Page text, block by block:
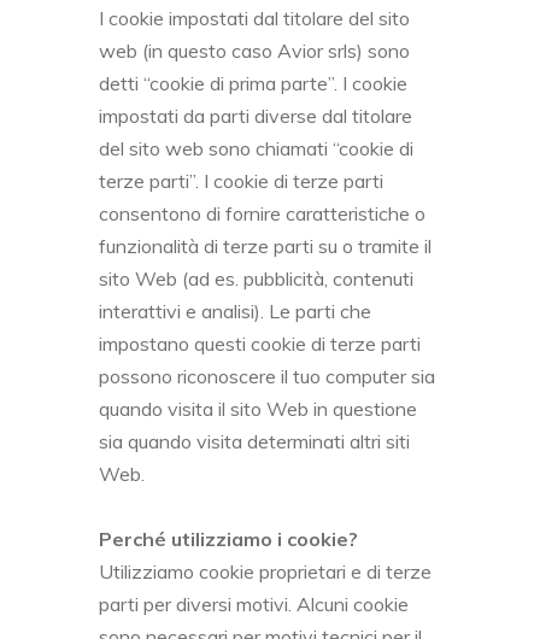
I cookie impostati dal titolare del sito
web (in questo caso Avior srls) sono
detti “cookie di prima parte”. I cookie
impostati da parti diverse dal titolare
del sito web sono chiamati “cookie di
terze parti”. I cookie di terze parti
consentono di fornire caratteristiche o
funzionalità di terze parti su o tramite il
sito Web (ad es. pubblicità, contenuti
interattivi e analisi). Le parti che
impostano questi cookie di terze parti
possono riconoscere il tuo computer sia
quando visita il sito Web in questione
sia quando visita determinati altri siti
Web.
Perché utilizziamo i cookie?
Utilizziamo cookie proprietari e di terze
parti per diversi motivi. Alcuni cookie